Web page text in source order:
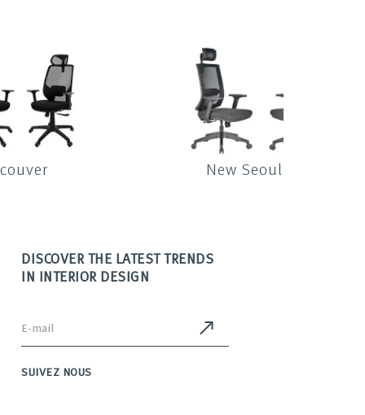
New Seoul
DISCOVER THE LATEST TRENDS
IN INTERIOR DESIGN
SUIVEZ NOUS